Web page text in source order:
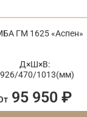
ГМ 1625 «Аспен»
Д×Ш×В:
470/1013(мм)
95 950 ₽